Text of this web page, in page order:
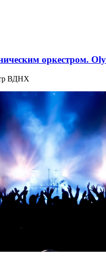
оркестром.
ВДНХ